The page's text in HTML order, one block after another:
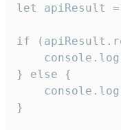
let apiResult =
if
} else {
}